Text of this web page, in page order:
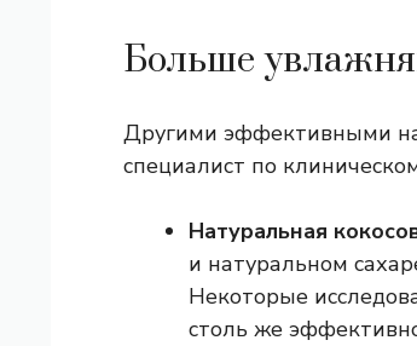
Больше
Другими эффективными
специалист по
Натуральная
и натуральном
Некоторые
столь же